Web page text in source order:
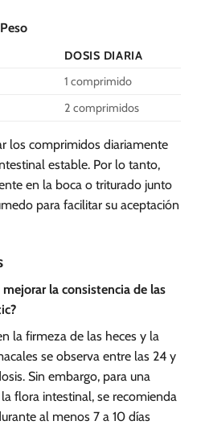
DOSIS DIARIA
1 comprimido
2 comprimidos
los comprimidos diariamente
estable. Por lo tanto,
en la boca o triturado junto
para facilitar su aceptación
la consistencia de las
la firmeza de las heces y la
se observa entre las 24 y
Sin embargo, para una
flora intestinal, se recomienda
al menos 7 a 10 días